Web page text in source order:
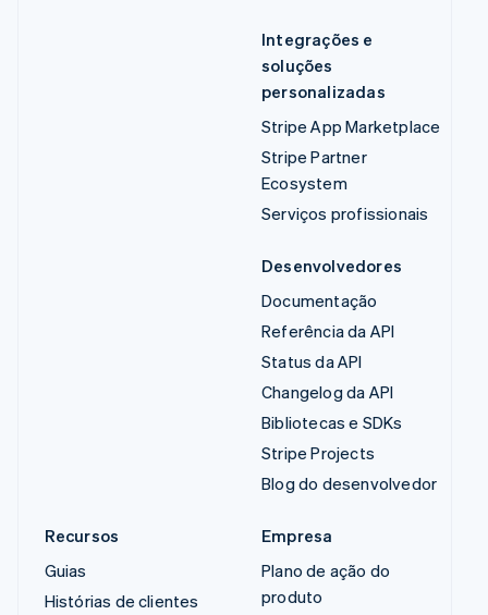
Integrações e
soluções
personalizadas
Stripe App Marketplace
Stripe Partner
Ecosystem
Serviços profissionais
Desenvolvedores
Documentação
Referência da API
Status da API
Changelog da API
Bibliotecas e SDKs
Stripe Projects
Blog do desenvolvedor
Recursos
Guias
Histórias de clientes
Empresa
Plano de ação do
produto